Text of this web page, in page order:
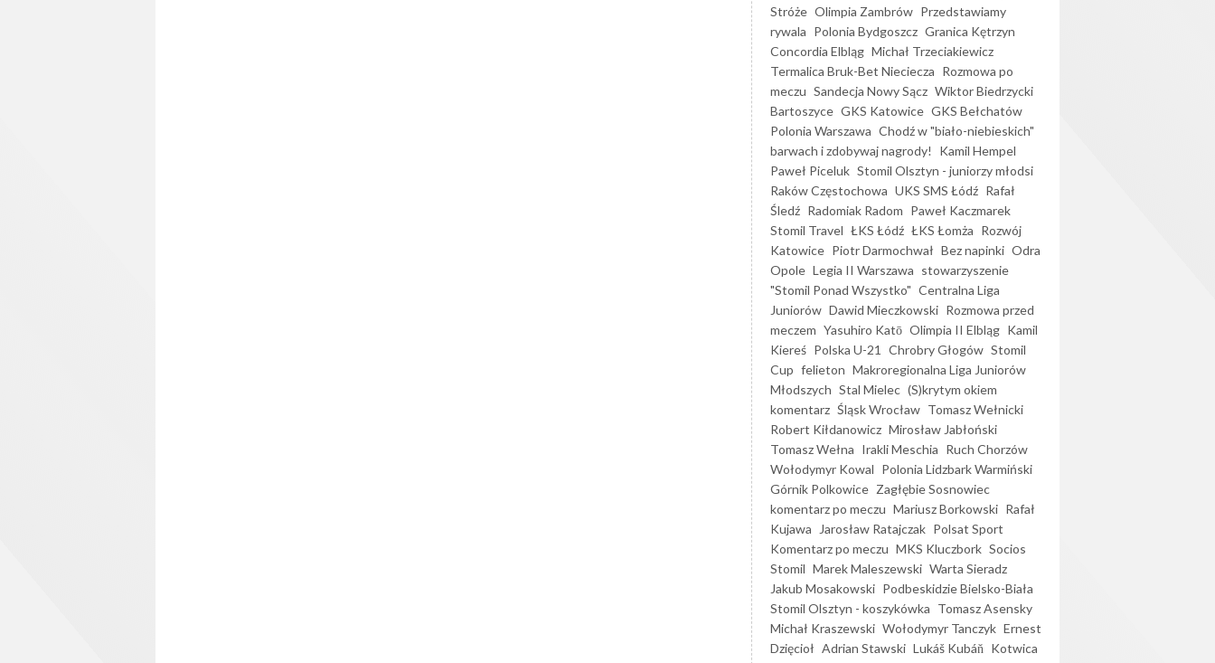
Stróże Olimpia Zambrów Przedstawiamy
rywala Polonia Bydgoszcz Granica Kętrzyn
Concordia Elbląg Michał Trzeciakiewicz
Termalica Bruk-Bet Nieciecza Rozmowa po
meczu Sandecja Nowy Sącz Wiktor Biedrzycki
Bartoszyce GKS Katowice GKS Bełchatów
Polonia Warszawa Chodź w "biało-niebieskich"
barwach i zdobywaj nagrody!
Kamil Hempel
Paweł Piceluk Stomil Olsztyn - juniorzy młodsi
Raków Częstochowa UKS SMS Łódź Rafał
Śledź Radomiak Radom Paweł Kaczmarek
Stomil Travel ŁKS Łódź ŁKS Łomża Rozwój
Katowice Piotr Darmochwał Bez napinki Odra
Opole Legia II Warszawa stowarzyszenie
"Stomil Ponad Wszystko" Centralna Liga
Juniorów Dawid Mieczkowski Rozmowa przed
meczem Yasuhiro Katō Olimpia II Elbląg Kamil
Kiereś Polska U-21 Chrobry Głogów Stomil
Cup felieton Makroregionalna Liga Juniorów
Młodszych Stal Mielec (S)krytym okiem
komentarz Śląsk Wrocław Tomasz Wełnicki
Robert Kiłdanowicz Mirosław Jabłoński
Tomasz Wełna Irakli Meschia Ruch Chorzów
Wołodymyr Kowal Polonia Lidzbark Warmiński
Górnik Polkowice Zagłębie Sosnowiec
komentarz po meczu Mariusz Borkowski Rafał
Kujawa
Jarosław Ratajczak Polsat Sport
Komentarz po meczu MKS Kluczbork Socios
Stomil Marek Maleszewski Warta Sieradz
Jakub Mosakowski Podbeskidzie Bielsko-Biała
Stomil Olsztyn - koszykówka Tomasz Asensky
Michał Kraszewski Wołodymyr Tanczyk Ernest
Dzięcioł Adrian Stawski Lukáš Kubáň Kotwica